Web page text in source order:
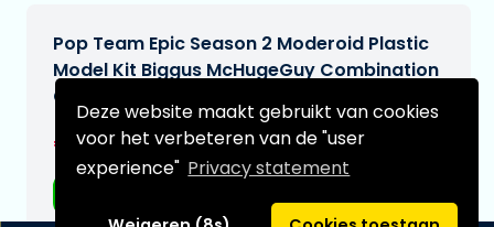
Deze website maakt gebruikt van cookies
voor het verbeteren van de "user
experience" Privacy statement
Pop Team Epic Season 2 Moderoid Plastic
Model Kit Biggus McHugeGuy Combination
Great Bari Bari Team Epic 17 cm
€147,99[Onder voorbehoud]